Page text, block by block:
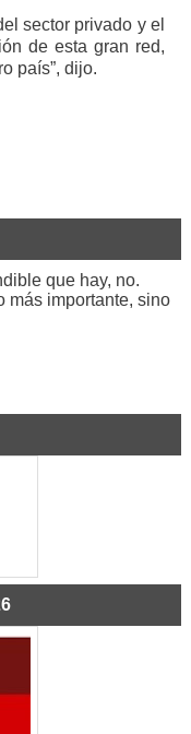
sector privado y el
de esta gran red,
país”, dijo.
que hay, no.
más importante, sino